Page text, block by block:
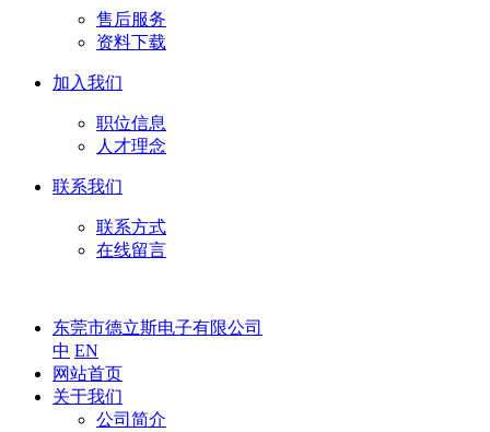
售后服务
资料下载
加入我们
职位信息
人才理念
联系我们
联系方式
在线留言
东莞市德立斯电子有限公司
中 EN
网站首页
关于我们
公司简介